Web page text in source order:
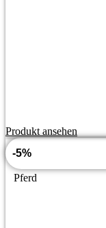
Produkt ansehen
-5%
Pferd